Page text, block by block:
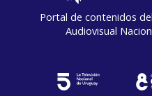
Portal de contenidos
Audiovisual